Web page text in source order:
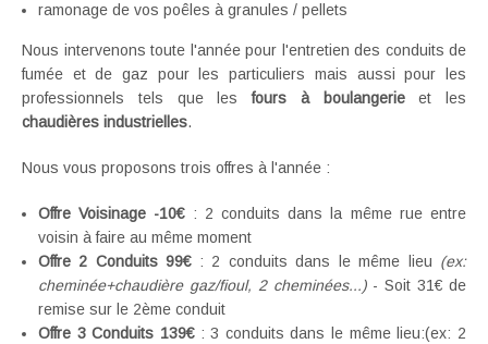
ramonage de vos poêles à granules / pellets
Nous intervenons toute l'année pour l'entretien des conduits de
fumée et de gaz pour les particuliers mais aussi pour les
professionnels tels que lesfours à boulangerieet les
chaudières industrielles.
Nous vous proposons trois offres à l'année :
Offre Voisinage -10€: 2 conduits dans la même rue entre
voisin à faire au même moment
Offre 2 Conduits 99€: 2 conduits dans le même lieu (ex:
cheminée+chaudière gaz/fioul, 2 cheminées...)- Soit 31€ de
remise sur le 2ème conduit
Offre 3 Conduits 139€: 3 conduits dans le même lieu:(ex: 2